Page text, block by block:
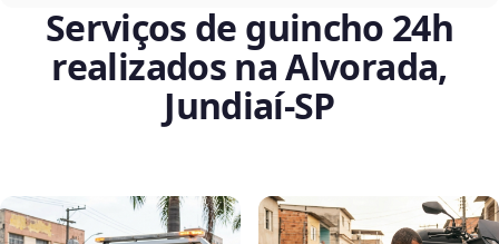
Serviços de guincho 24h
realizados na Alvorada,
Jundiaí‑SP